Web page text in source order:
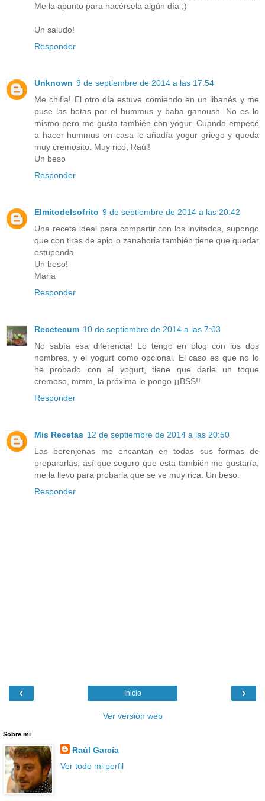
Me la apunto para hacérsela algún día ;)
Un saludo!
Responder
Unknown 9 de septiembre de 2014 a las 17:54
Me chifla! El otro día estuve comiendo en un libanés y me
puse las botas por el hummus y baba ganoush. No es lo
mismo pero me gusta también con yogur. Cuando empecé
a hacer hummus en casa le añadía yogur griego y queda
muy cremosito. Muy rico, Raúl!
Un beso
Responder
Elmitodelsofrito 9 de septiembre de 2014 a las 20:42
Una receta ideal para compartir con los invitados, supongo
que con tiras de apio o zanahoria también tiene que quedar
estupenda.
Un beso!
Maria
Responder
Recetecum 10 de septiembre de 2014 a las 7:03
No sabía esa diferencia! Lo tengo en blog con los dos
nombres, y el yogurt como opcional. El caso es que no lo
he probado con el yogurt, tiene que darle un toque
cremoso, mmm, la próxima le pongo ¡¡BSS!!
Responder
Mis Recetas 12 de septiembre de 2014 a las 20:50
Las berenjenas me encantan en todas sus formas de
prepararlas, así que seguro que esta también me gustaría,
me la llevo para probarla que se ve muy rica. Un beso.
Responder
‹ ›
Inicio
Ver versión web
Sobre mi
Raúl García
Ver todo mi perfil